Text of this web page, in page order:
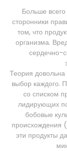
Больше
сторонники
том, что
организма.
сердечно-
Теория
выбор каждого.
со списком
лидирующих по
бобовые
происхождения
эти продукты